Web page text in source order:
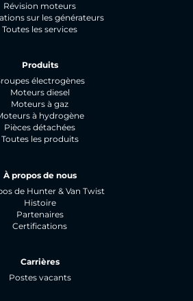
Révision moteurs
sur les générateurs
Toutes les services
Produits
électrogènes
Moteurs diesel
Moteurs à gaz
à hydrogène
Pièces détachées
Toutes les produits
À propos de nous
de Hunter & Van Twist
Histoire
Partenaires
Certifications
Carrières
Postes vacants